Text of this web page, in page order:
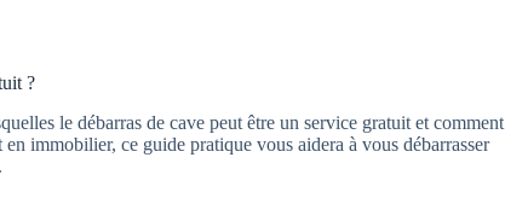
?
le débarras de cave peut être un service gratuit et comment
en immobilier, ce guide pratique vous aidera à vous débarrasser